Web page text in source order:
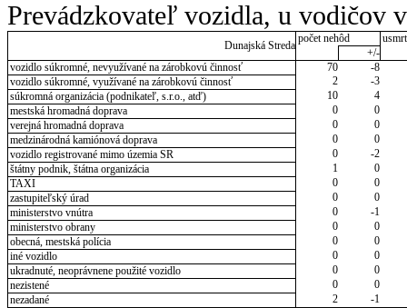
Prevádzkovateľ vozidla, u vodičov
Dunajská Streda
počet nehôd
+/-
vozidlo súkromné, nevyužívané na zárobkovú činnosť
70
-8
vozidlo súkromné, využívané na zárobkovú činnosť
2
-3
súkromná organizácia (podnikateľ, s.r.o., atď)
10
4
mestská hromadná doprava
0
0
verejná hromadná doprava
0
0
medzinárodná kamiónová doprava
0
0
vozidlo registrované mimo územia SR
0
-2
štátny podnik, štátna organizácia
1
0
TAXI
0
0
zastupiteľský úrad
0
0
ministerstvo vnútra
0
-1
ministerstvo obrany
0
0
obecná, mestská polícia
0
0
iné vozidlo
0
0
ukradnuté, neoprávnene použité vozidlo
0
0
nezistené
0
0
nezadané
2 -1